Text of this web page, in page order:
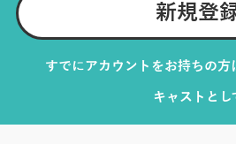
新規登
すでにアカウントをお持ちの方
キャストとし